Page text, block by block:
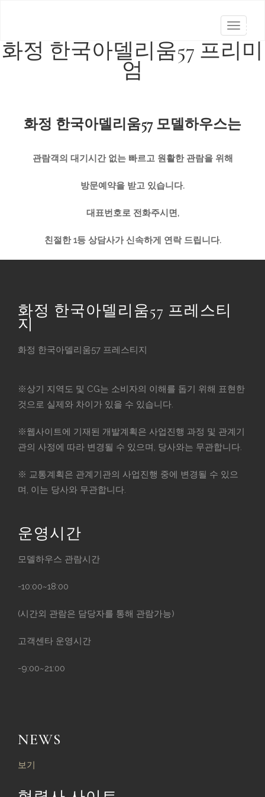
T
o
g
n
n
화정 한국아델리움57 프리미
엄
화정 한국아델리움57모델하우스는
관람객의 대기시간 없는 빠르고 원활한 관람을 위해
방문예약을 받고 있습니다.
대표번호로 전화주시면,
친절한1등 상담사가 신속하게 연락 드립니다.
화정 한국아델리움57 프레스티
지
화정 한국아델리움57 프레스티지
※상기 지역도 및 CG는 소비자의 이해를 돕기 위해 표현한
것으로 실제와 차이가 있을 수 있습니다.
※웹사이트에 기재된 개발계획은 사업진행 과정 및 관계기
관의 사정에 따라 변경될 수 있으며, 당사와는 무관합니다.
※ 교통계획은 관계기관의 사업진행 중에 변경될 수 있으
며, 이는 당사와 무관합니다.
운영시간
모델하우스 관람시간
-10:00~18:00
(시간외 관람은 담당자를 통해 관람가능)
고객센타 운영시간
-9:00~21:00
NEWS
보기